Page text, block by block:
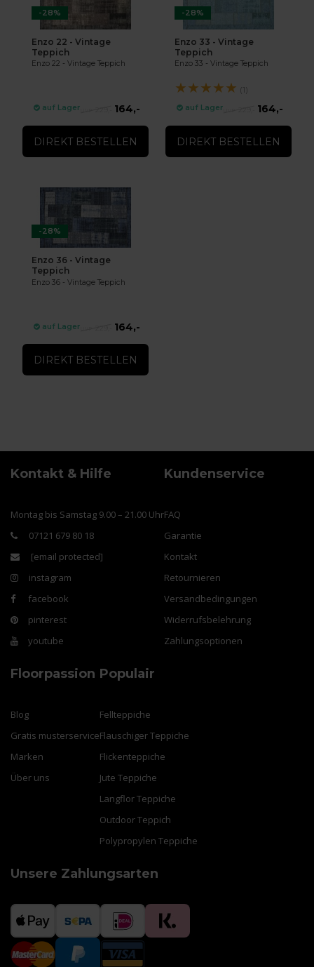
-28%
Enzo 22 - Vintage
Teppich
Enzo 22 - Vintage Teppich
auf Lager 164,-
DIREKT BESTELLEN
-28%
Enzo 33 - Vintage
Teppich
Enzo 33 - Vintage Teppich
★★★★★ (1)
auf Lager 164,-
DIREKT BESTELLEN
-28%
Enzo 36 - Vintage
Teppich
Enzo 36 - Vintage Teppich
auf Lager 164,-
DIREKT BESTELLEN
Kontakt & Hilfe
Montag bis Samstag 9.00 – 21.00 Uhr
07121 679 80 18
[email protected]
instagram
facebook
pinterest
youtube
Kundenservice
FAQ
Garantie
Kontakt
Retournieren
Versandbedingungen
Widerrufsbelehrung
Zahlungsoptionen
Floorpassion
Blog
Gratis musterservice
Marken
Über uns
Populair
Fellteppiche
Flauschiger Teppiche
Flickenteppiche
Jute Teppiche
Langflor Teppiche
Outdoor Teppich
Polypropylen Teppiche
Unsere Zahlungsarten